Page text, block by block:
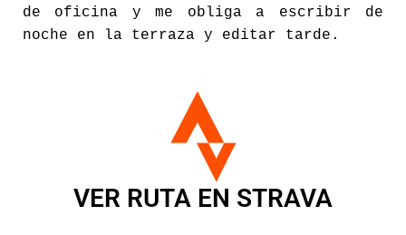
de oficina y me obliga a escribir de
noche en la terraza y editar tarde.
VER RUTA EN STRAVA